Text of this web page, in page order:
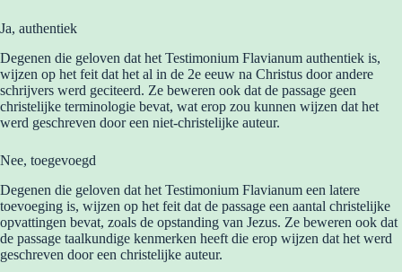
Ja, authentiek
Degenen die geloven dat het Testimonium Flavianum authentiek is,
wijzen op het feit dat het al in de 2e eeuw na Christus door andere
schrijvers werd geciteerd. Ze beweren ook dat de passage geen
christelijke terminologie bevat, wat erop zou kunnen wijzen dat het
werd geschreven door een niet-christelijke auteur.
Nee, toegevoegd
Degenen die geloven dat het Testimonium Flavianum een latere
toevoeging is, wijzen op het feit dat de passage een aantal christelijke
opvattingen bevat, zoals de opstanding van Jezus. Ze beweren ook dat
de passage taalkundige kenmerken heeft die erop wijzen dat het werd
geschreven door een christelijke auteur.